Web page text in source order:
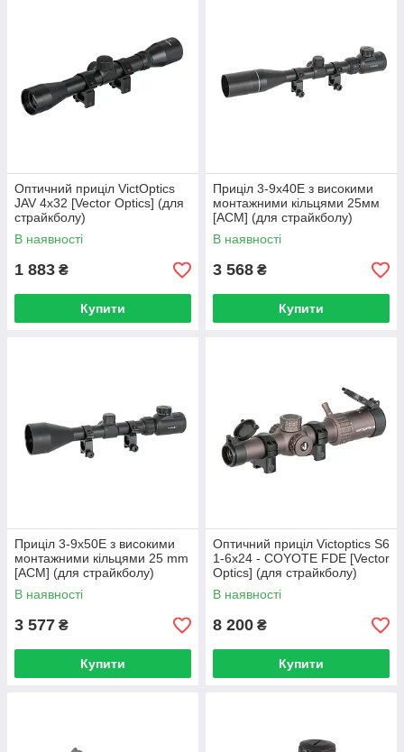
Оптичний приціл VictOptics
JAV 4x32 [Vector Optics] (для
страйкболу)
В наявності
1 883 ₴
Купити
Приціл 3-9x40E з високими
монтажними кільцями 25мм
[ACM] (для страйкболу)
В наявності
3 568 ₴
Купити
Приціл 3-9x50E з високими
монтажними кільцями 25 mm
[ACM] (для страйкболу)
В наявності
3 577 ₴
Купити
Оптичний приціл Victoptics S6
1-6x24 - COYOTE FDE [Vector
Optics] (для страйкболу)
В наявності
8 200 ₴
Купити